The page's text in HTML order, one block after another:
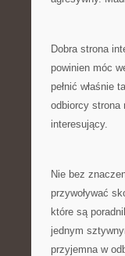
Dobra strona
powinien móc
pełnić właśnie
odbiorcy strona
interesujący.
Nie bez
przywoływać
które są
jednym
przyjemna w